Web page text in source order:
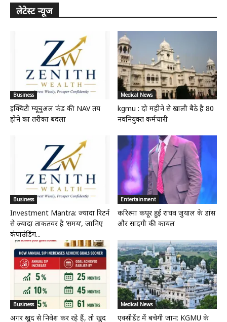
लेटेस्ट न्यूज
Business
इक्विटी म्यूचुअल फंड की NAV तय
होने का तरीका बदला
Medical News
kgmu : दो महीने से खाली बैठे है 80
नवनियुक्त कर्मचारी
Business
Investment Mantra: ज्यादा रिटर्न
से ज्यादा ताकतवर है ‘समय’, जानिए
कंपाउंडिंग...
Entertainment
करिश्मा कपूर हुईं राघव जुयाल के डांस
और सादगी की कायल
Business
अगर खुद से निवेश कर रहे हैं, तो खुद
Medical News
एक्सीडेंट में बचेगी जान: KGMU के